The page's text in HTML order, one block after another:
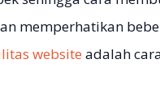
memperhatikan
website adalah